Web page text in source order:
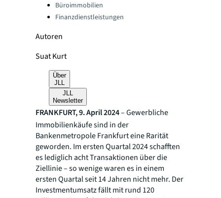
Büroimmobilien
Finanzdienstleistungen
Autoren
Suat Kurt
Über
JLL
JLL
Newsletter
FRANKFURT, 9. April 2024– Gewerbliche
Immobilienkäufe sind in der
Bankenmetropole Frankfurt eine Rarität
geworden. Im ersten Quartal 2024 schafften
es lediglich acht Transaktionen über die
Ziellinie – so wenige waren es in einem
ersten Quartal seit 14 Jahren nicht mehr. Der
Investmentumsatz fällt mit rund 120